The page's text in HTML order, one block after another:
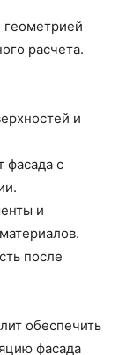
геометрией
расчета.
и
фасада с
и
после
обеспечить
фасада